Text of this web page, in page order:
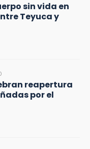
sin vida en
Teyuca y
reapertura
por el